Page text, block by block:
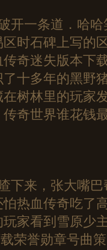
开一条道．哈
时石碑上写的
奇迷失版本下
十多年的黑野
树林里的玩家
奇世界谁花钱
下来，张大嘴
热血传奇吃了
家看到雪原少
荣誉勋章号曲